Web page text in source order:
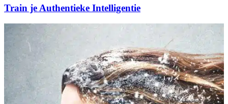
Train je Authentieke Intelligentie